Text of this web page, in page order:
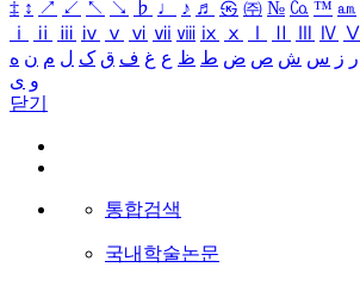
‡ ↕ ↗ ↙ ↖ ↘ ♭ ♩ ♪ ♬ ㉿ ㈜ № ㏇ ™ ㏂
ⅰ
ⅱ ⅲ ⅳ ⅴ ⅵ ⅶ ⅷ ⅸ ⅹ Ⅳ Ⅴ
ر ز س ش ص ض ط ظ ع غ ف ق ک ل م ن ه
و ی
닫기
통합검색
국내학술논문